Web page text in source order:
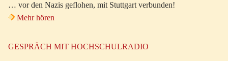
… vor den Nazis geflohen, mit Stuttgart verbunden!
Mehr hören
GESPRÄCH MIT HOCHSCHULRADIO